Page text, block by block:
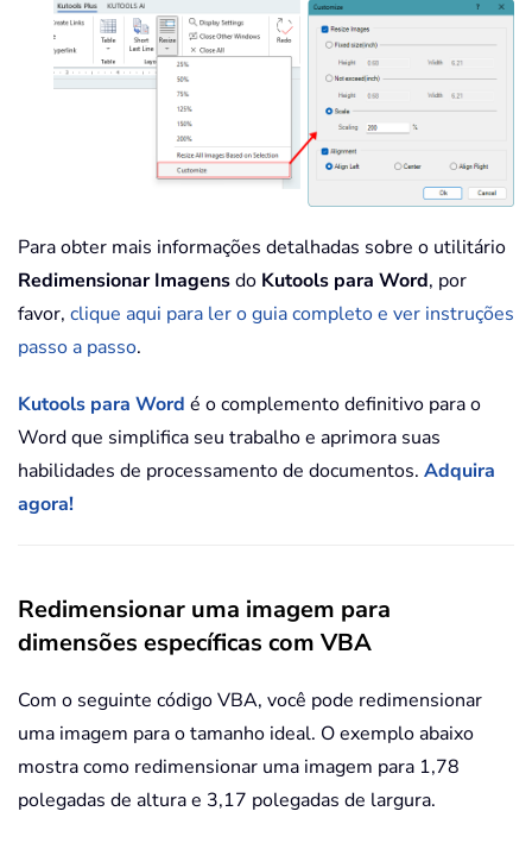
Para obter mais informações detalhadas sobre o utilitário
Redimensionar Imagensdo Kutools para Word, por
favor, clique aqui para ler o guia completo e ver instruções
passo a passo.
Kutools para Word é o complemento definitivo para o
Word que simplifica seu trabalho e aprimora suas
habilidades de processamento de documentos. Adquira
agora!
Redimensionar uma imagem para
dimensões específicas com VBA
Com o seguinte código VBA, você pode redimensionar
uma imagem para o tamanho ideal. O exemplo abaixo
mostra como redimensionar uma imagem para 1,78
polegadas de altura e 3,17 polegadas de largura.